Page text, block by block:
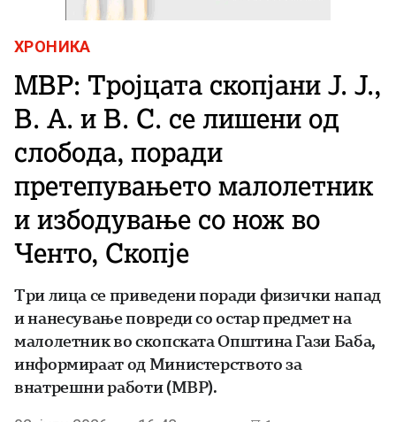
ХРОНИКА
МВР: Тројцата скопјани Ј. Ј.,
В. А. и В. С. се лишени од
слобода, поради
претепувањето малолетник
и избодување со нож во
Ченто, Скопје
Три лица се приведени поради физички напад
и нанесување повреди со остар предмет на
малолетник во скопската Општина Гази Баба,
информираат од Министерството за
внатрешни работи (МВР).